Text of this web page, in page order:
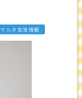
マルタ生活情報